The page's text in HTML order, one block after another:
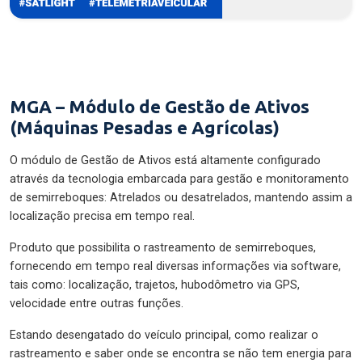
MGA – Módulo de Gestão de Ativos
(Máquinas Pesadas e Agrícolas)
O módulo de Gestão de Ativos está altamente configurado
através da tecnologia embarcada para gestão e monitoramento
de semirreboques: Atrelados ou desatrelados, mantendo assim a
localização precisa em tempo real.
Produto que possibilita o rastreamento de semirreboques,
fornecendo em tempo real diversas informações via software,
tais como: localização, trajetos, hubodômetro via GPS,
velocidade entre outras funções.
Estando desengatado do veículo principal, como realizar o
rastreamento e saber onde se encontra se não tem energia para